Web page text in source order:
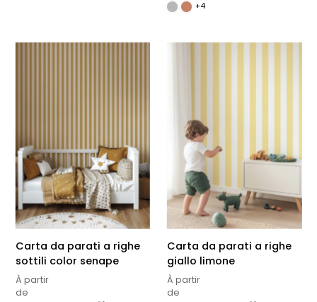
+4
Carta da parati a righe
sottili color senape
À partir
de
Carta da parati a righe
giallo limone
À partir
de